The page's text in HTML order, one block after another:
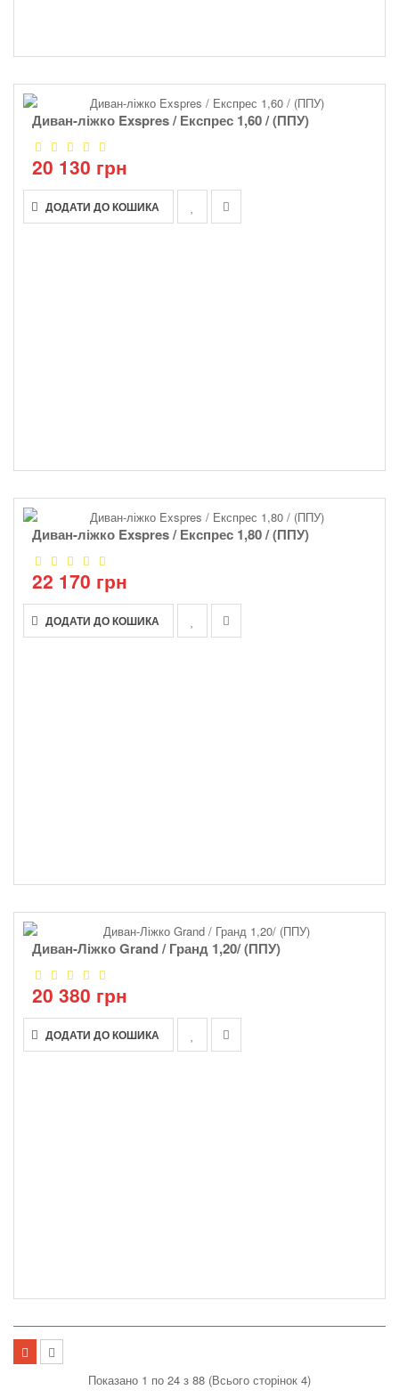
Диван-ліжко Exspres / Експрес 1,60 / (ППУ)
20 130 грн
ДОДАТИ ДО КОШИКА
Диван-ліжко Exspres / Експрес 1,80 / (ППУ)
22 170 грн
ДОДАТИ ДО КОШИКА
Диван-Ліжко Grand / Гранд 1,20/ (ППУ)
20 380 грн
ДОДАТИ ДО КОШИКА
Показано 1 по 24 з 88 (Всього сторінок 4)